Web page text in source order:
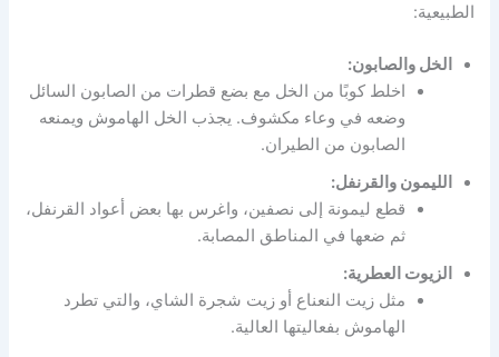
الطبيعية:
الخل والصابون:
اخلط كوبًا من الخل مع بضع قطرات من الصابون السائل
وضعه في وعاء مكشوف. يجذب الخل الهاموش ويمنعه
الصابون من الطيران.
الليمون والقرنفل:
قطع ليمونة إلى نصفين، واغرس بها بعض أعواد القرنفل،
ثم ضعها في المناطق المصابة.
الزيوت العطرية:
مثل زيت النعناع أو زيت شجرة الشاي، والتي تطرد
الهاموش بفعاليتها العالية.